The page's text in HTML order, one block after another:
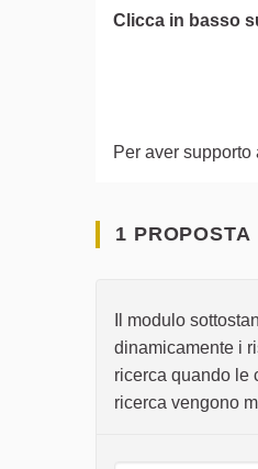
Clicca in basso
Per aver
1 PROPOSTA
Il modulo
dinamicamente i
ricerca quando le
ricerca vengono